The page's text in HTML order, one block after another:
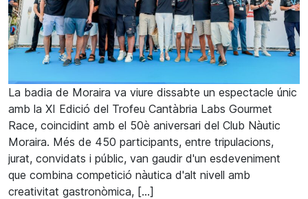
La badia de Moraira va viure dissabte un espectacle únic
amb la XI Edició del Trofeu Cantàbria Labs Gourmet
Race, coincidint amb el 50è aniversari del Club Nàutic
Moraira. Més de 450 participants, entre tripulacions,
jurat, convidats i públic, van gaudir d'un esdeveniment
que combina competició nàutica d'alt nivell amb
creativitat gastronòmica, [...]